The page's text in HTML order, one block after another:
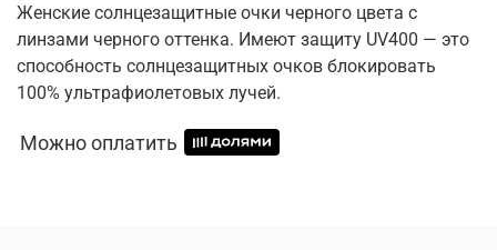
Женские солнцезащитные очки черного цвета с
линзами черного оттенка. Имеют защиту UV400 — это
способность солнцезащитных очков блокировать
100% ультрафиолетовых лучей.
Можно оплатить